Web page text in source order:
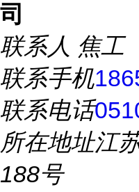
司
联系人 焦工
联系手机
联系电话
所在地址江
188号